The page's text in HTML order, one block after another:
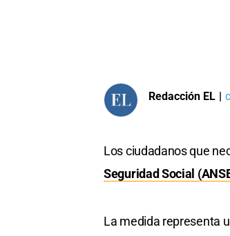
Redacción EL |
Los ciudadanos que
Seguridad Social
La medida representa